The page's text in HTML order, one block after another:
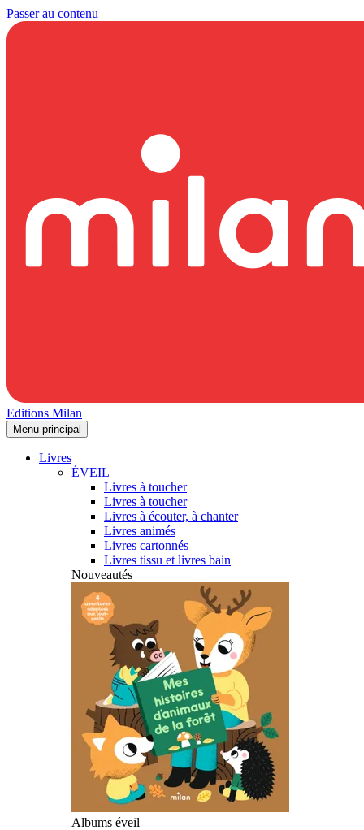
Passer au contenu
Editions Milan
Menu principal
Livres
ÉVEIL
Livres à toucher
Livres à toucher
Livres à écouter, à chanter
Livres animés
Livres cartonnés
Livres tissu et livres bain
Nouveautés
Albums éveil